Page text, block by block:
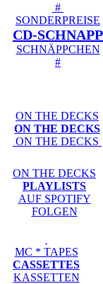
#
SONDERPREISE
CD-SCHNAPP
SCHNÄPPCHEN
#
ON THE DECKS
ON THE DECKS
ON THE DECKS
ON THE DECKS
PLAYLISTS
AUF SPOTIFY
FOLGEN
MC * TAPES
CASSETTES
KASSETTEN